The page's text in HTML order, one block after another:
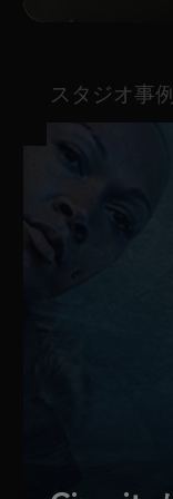
スタジオ事例